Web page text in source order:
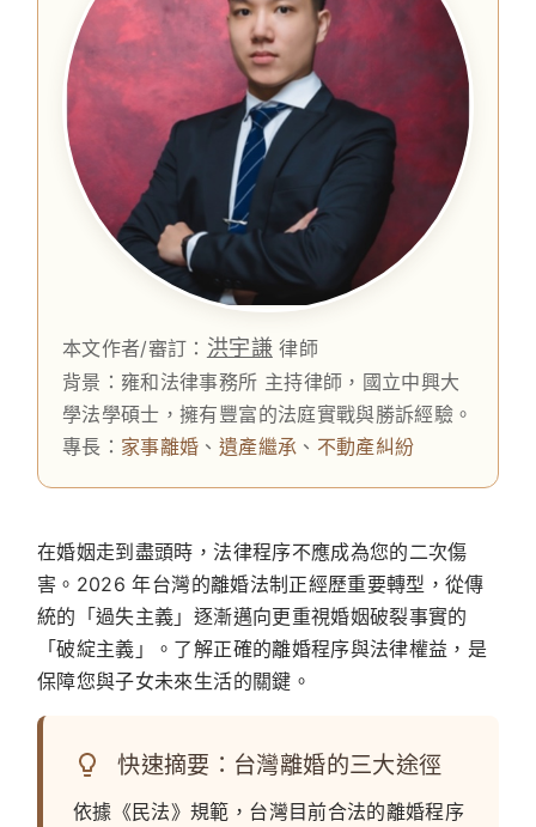
本文作者/審訂： 洪宇謙律師
背景：雍和法律事務所 主持律師，國立中興大
學法學碩士，擁有豐富的法庭實戰與勝訴經驗。
專長： 家事離婚 、 遺產繼承 、 不動產糾紛
在婚姻走到盡頭時，法律程序不應成為您的二次傷
害。2026 年台灣的離婚法制正經歷重要轉型，從傳
統的「過失主義」逐漸邁向更重視婚姻破裂事實的
「破綻主義」。了解正確的離婚程序與法律權益，是
保障您與子女未來生活的關鍵。
快速摘要：台灣離婚的三大途徑
依據《民法》規範，台灣目前合法的離婚程序